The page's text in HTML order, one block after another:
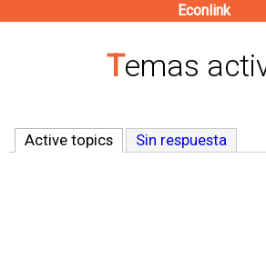
contenido
Econlink
Temas
Active topics (solapa activa)
Sin respuesta